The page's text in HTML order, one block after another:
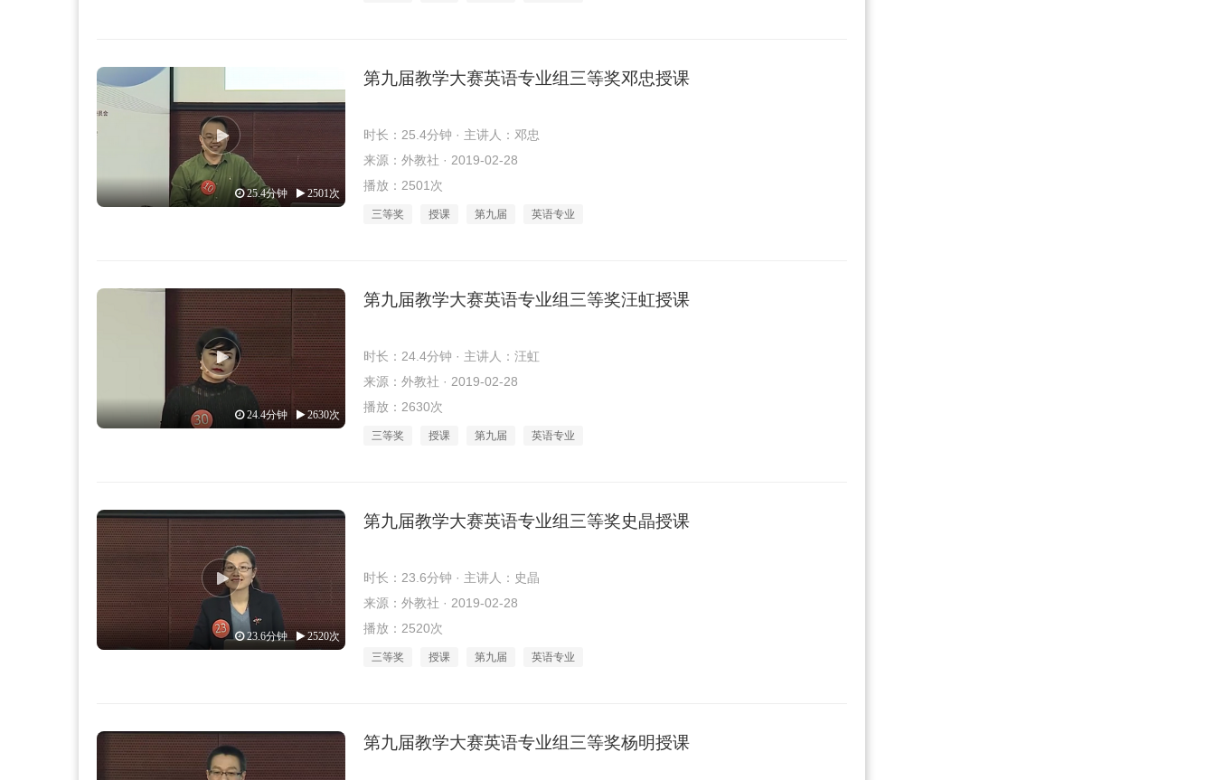
25.4分钟 2501次
第九届教学大赛英语专业组三等奖邓忠授课
时长：25.4分钟 · 主讲人：邓忠
来源：外教社 · 2019-02-28
播放：2501次
三等奖 授课 第九届 英语专业
24.4分钟 2630次
第九届教学大赛英语专业组三等奖汪虹授课
时长：24.4分钟 · 主讲人：汪虹
来源：外教社 · 2019-02-28
播放：2630次
三等奖 授课 第九届 英语专业
23.6分钟 2520次
第九届教学大赛英语专业组三等奖史晶授课
时长：23.6分钟 · 主讲人：史晶
来源：外教社 · 2019-02-28
播放：2520次
三等奖 授课 第九届 英语专业
第九届教学大赛英语专业组三等奖杨明授课